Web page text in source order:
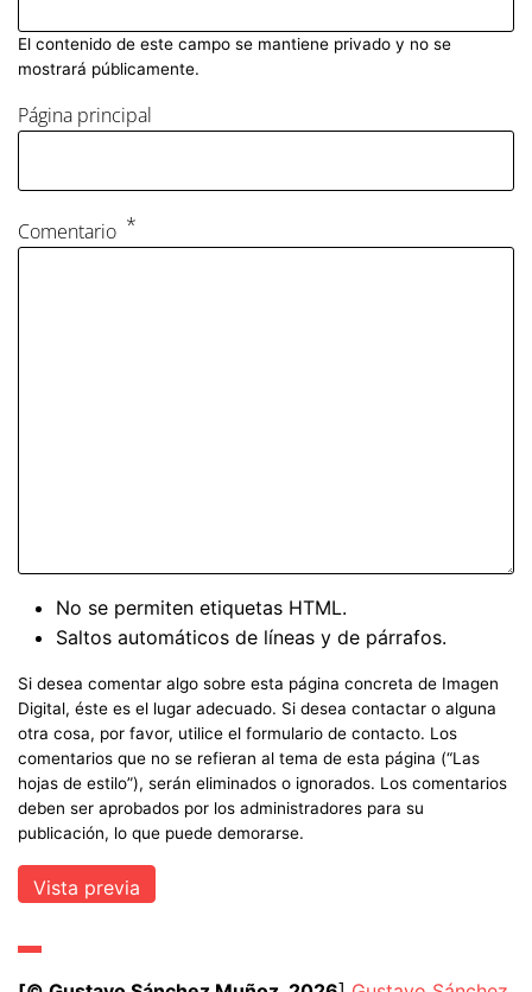
El contenido de este campo se mantiene privado y no se
mostrará públicamente.
Página principal
Comentario
No se permiten etiquetas HTML.
Saltos automáticos de líneas y de párrafos.
Si desea comentar algo sobre esta página concreta de Imagen
Digital, éste es el lugar adecuado. Si desea contactar o alguna
otra cosa, por favor, utilice el formulario de contacto. Los
comentarios que no se refieran al tema de esta página (“Las
hojas de estilo”), serán eliminados o ignorados. Los comentarios
deben ser aprobados por los administradores para su
publicación, lo que puede demorarse.